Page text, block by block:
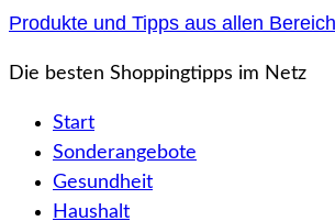
Zum
springen
Produkte und Tipps aus allen
Die besten Shoppingtipps im Netz
Start
Sonderangebote
Gesundheit
Haushalt